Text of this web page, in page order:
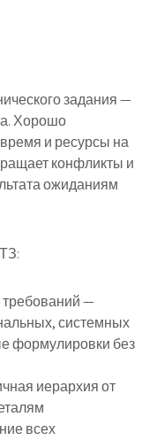
задания —
Хорошо
и ресурсы на
конфликты и
ожиданиям
требований —
системных
формулировки без
иерархия от
всех